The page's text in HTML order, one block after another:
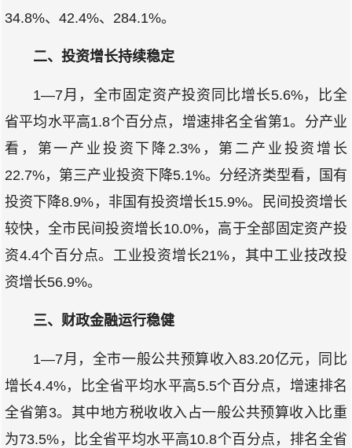
34.8%、42.4%、284.1%。
二、投资增长持续稳定
1—7月，全市固定资产投资同比增长5.6%，比全
省平均水平高1.8个百分点，增速排名全省第1。分产业
看，第一产业投资下降2.3%，第二产业投资增长
22.7%，第三产业投资下降5.1%。分经济类型看，国有
投资下降8.9%，非国有投资增长15.9%。民间投资增长
较快，全市民间投资增长10.0%，高于全部固定资产投
资4.4个百分点。工业投资增长21%，其中工业技改投
资增长56.9%。
三、财政金融运行稳健
1—7月，全市一般公共预算收入83.20亿元，同比
增长4.4%，比全省平均水平高5.5个百分点，增速排名
全省第3。其中地方税收收入占一般公共预算收入比重
为73.5%，比全省平均水平高10.8个百分点，排名全省